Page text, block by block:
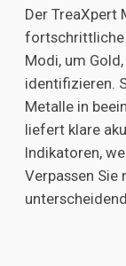
Der TreaXpert
fortschrittliche
Modi, um
identifizieren.
Metalle in
liefert klare
Indikatoren,
Verpassen Sie